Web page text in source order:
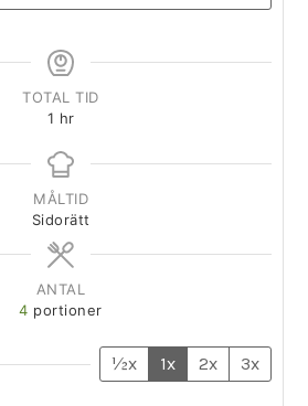
TOTAL TID
1 hr
MÅLTID
Sidorätt
ANTAL
4 portioner
½x 1x 2x 3x